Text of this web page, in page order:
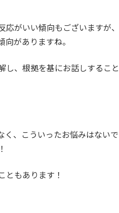
がいい傾向もございますが、
がありますね。
し、根拠を基にお話しすること
く、こういったお悩みはないで
もあります！